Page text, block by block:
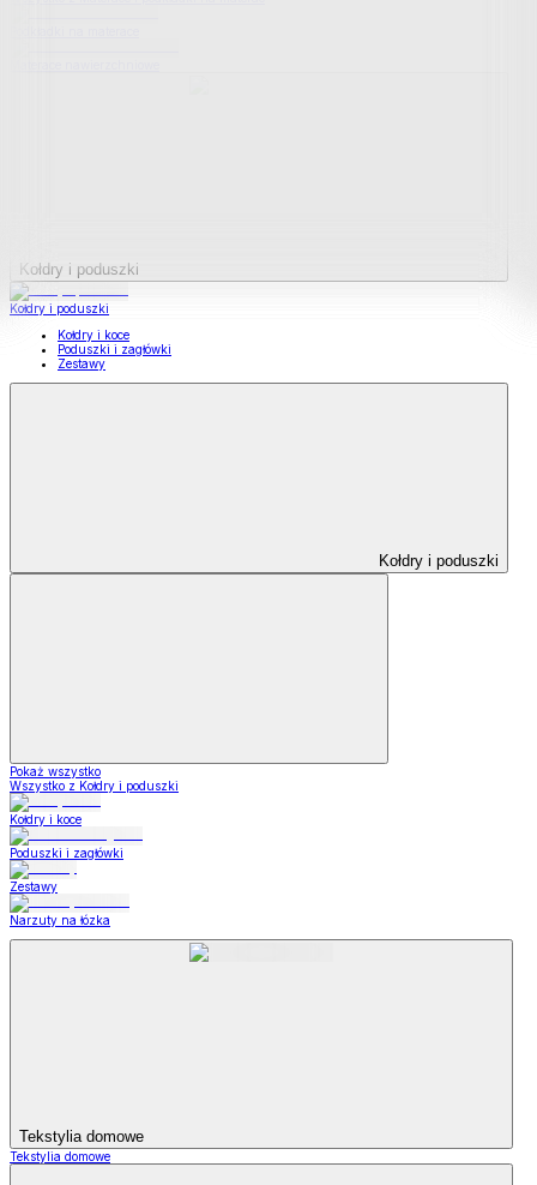
Kołdry i poduszki
Kołdry i poduszki
Kołdry i koce
Poduszki i zagłówki
Zestawy
Kołdry i poduszki
Pokaż wszystko
Wszystko z Kołdry i poduszki
Kołdry i koce
Poduszki i zagłówki
Zestawy
Narzuty na łózka
Tekstylia domowe
Tekstylia domowe